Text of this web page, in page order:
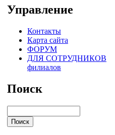
Управление
Контакты
Карта сайта
ФОРУМ
ДЛЯ СОТРУДНИКОВ
филиалов
Поиск